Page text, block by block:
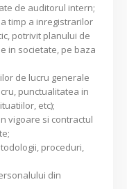
de auditorul intern;
timp a inregistrarilor
potrivit planului de
in societate, pe baza
de lucru generale
punctualitatea in
etc);
vigoare si contractul
proceduri,
din